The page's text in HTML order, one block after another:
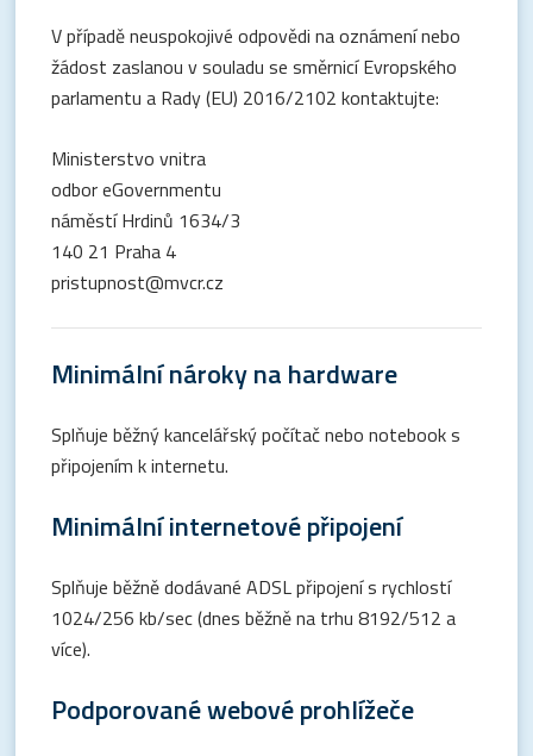
V případě neuspokojivé odpovědi na oznámení nebo
žádost zaslanou v souladu se směrnicí Evropského
parlamentu a Rady (EU) 2016/2102 kontaktujte:
Ministerstvo vnitra
odbor eGovernmentu
náměstí Hrdinů 1634/3
140 21 Praha 4
pristupnost@mvcr.cz
Minimální nároky na hardware
Splňuje běžný kancelářský počítač nebo notebook s
připojením k internetu.
Minimální internetové připojení
Splňuje běžně dodávané ADSL připojení s rychlostí
1024/256 kb/sec (dnes běžně na trhu 8192/512 a
více).
Podporované webové prohlížeče